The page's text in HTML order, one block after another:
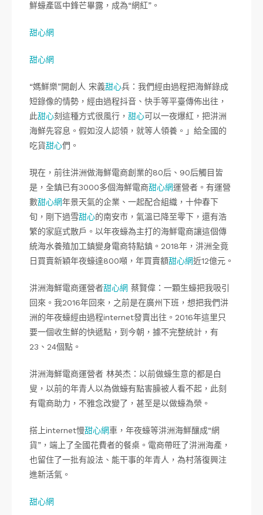
鮮蠔產區中鋒芒畢露，成為“網紅”。
甜心網
甜心網
“媽鮮樂”開創人 宋義甜心兵：我們經由過程把海鮮錄成
短錄像的情勢，經由過程抖音、快手等平臺傳佈出往，
此甜心刻這種方式很風行， 甜心可以一夜爆紅，把汫洲
海鮮先容息。假如沒人認領，就等人領養。」給全國的
吃貨甜心們。
現在，前往汫洲做海鮮電商創業的80后、90后觸目皆
是，全鎮已有3000多個海鮮電商甜心網運營者。有運營
數甜心網年景天氣的企業、一起配合組織，十仲春下
旬，剛下過雪甜心的南安市，氣溫已降至零下，還有浩
繁的家庭式散戶。以年夜蠔為主打的海鮮電商讓這個傳
統海水養殖加工鎮變身電商特點鎮。2018年，汫洲全竟
日買賣新穎年夜蠔達800噸，年買賣額甜心網近12億元。
汫洲海鮮電商運營者甜心網 蔡賢偉：一顆生蠔把我吸引
回來。我2016年回來，之前是在廣州下班，想把我們汫
洲的年夜蠔經由過程internet發賣出往。2016年這里只
要一個收生鮮的快遞點，到今朝，據不完整統計，有
23、24個點。
汫洲海鮮電商運營者 林英杰：以前做蠔生意的都是白
叟，以前的年青人以為做蠔有點害臊被人看不起，此刻
有電商助力，不雅念改變了，甚至是以做蠔為榮。
搭上internet慢甜心網車，年夜蠔等汫洲海鮮釀成“網
貨”，端上了全國花費者的餐桌。電商帶旺了汫洲海產，
也留住了一批有設法、能干事的年青人，為村落復興注
進新活氣。
甜心網